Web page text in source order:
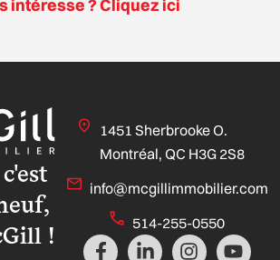
intéresse ? Cliquez ici
!
1451 Sherbrooke O.
Montréal, QC H3G 2S8
info@mcgillimmobilier.com
514-255-0550
F
L
I
Y